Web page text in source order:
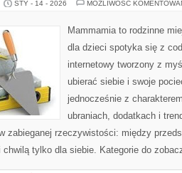
STY - 14 - 2026 MOŻLIWOŚĆ
Mammamia to rodzinne
dla dzieci spotyka się z
internetowy tworzony z
ubierać siebie i swoje
jednocześnie z
ubraniach, dodatkach i
zabieganej rzeczywistości: między
chwilą tylko dla siebie. Kategorie do